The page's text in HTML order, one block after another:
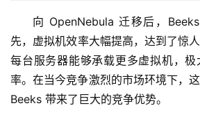
向 OpenNebula 迁移后，
先，虚拟机效率大幅提高，达到了惊
每台服务器能够承载更多虚拟机，
率。在当今竞争激烈的市场环境下，
Beeks 带来了巨大的竞争优势。